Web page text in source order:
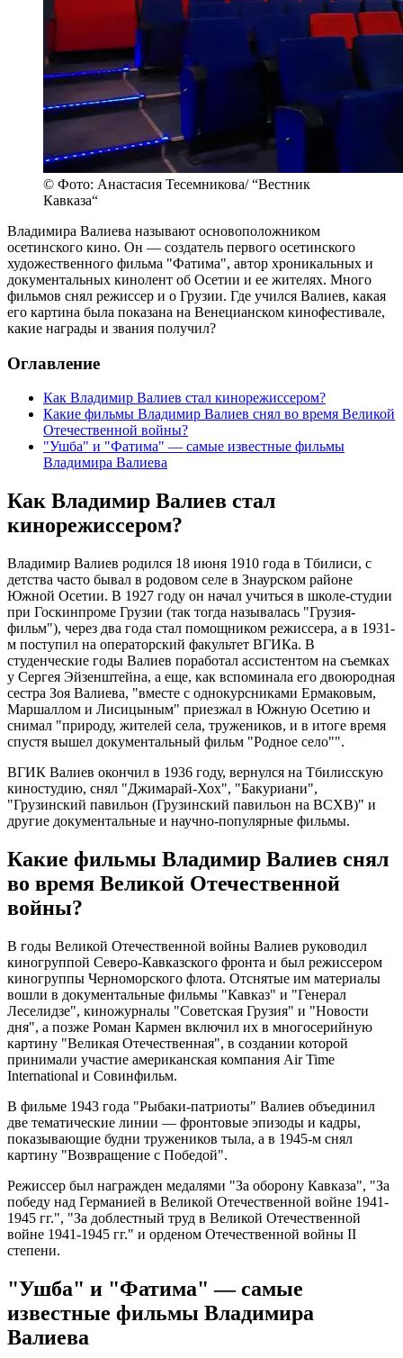
© Фото: Анастасия Тесемникова/ “Вестник
Кавказа“
Владимира Валиева называют основоположником
осетинского кино. Он — создатель первого осетинского
художественного фильма "Фатима", автор хроникальных и
документальных кинолент об Осетии и ее жителях. Много
фильмов снял режиссер и о Грузии. Где учился Валиев, какая
его картина была показана на Венецианском кинофестивале,
какие награды и звания получил?
Оглавление
Как Владимир Валиев стал кинорежиссером?
Какие фильмы Владимир Валиев снял во время Великой
Отечественной войны?
"Ушба" и "Фатима" — самые известные фильмы
Владимира Валиева
Как Владимир Валиев стал
кинорежиссером?
Владимир Валиев родился 18 июня 1910 года в Тбилиси, с
детства часто бывал в родовом селе в Знаурском районе
Южной Осетии. В 1927 году он начал учиться в школе-студии
при Госкинпроме Грузии (так тогда называлась "Грузия-
фильм"), через два года стал помощником режиссера, а в 1931-
м поступил на операторский факультет ВГИКа. В
студенческие годы Валиев поработал ассистентом на съемках
у Сергея Эйзенштейна, а еще, как вспоминала его двоюродная
сестра Зоя Валиева, "вместе с однокурсниками Ермаковым,
Маршаллом и Лисицыным" приезжал в Южную Осетию и
снимал "природу, жителей села, тружеников, и в итоге время
спустя вышел документальный фильм "Родное село"".
ВГИК Валиев окончил в 1936 году, вернулся на Тбилисскую
киностудию, снял "Джимарай-Хох", "Бакуриани",
"Грузинский павильон (Грузинский павильон на ВСХВ)" и
другие документальные и научно-популярные фильмы.
Какие фильмы Владимир Валиев снял
во время Великой Отечественной
войны?
В годы Великой Отечественной войны Валиев руководил
киногруппой Северо-Кавказского фронта и был режиссером
киногруппы Черноморского флота. Отснятые им материалы
вошли в документальные фильмы "Кавказ" и "Генерал
Леселидзе", киножурналы "Советская Грузия" и "Новости
дня", а позже Роман Кармен включил их в многосерийную
картину "Великая Отечественная", в создании которой
принимали участие американская компания Air Time
International и Совинфильм.
В фильме 1943 года "Рыбаки-патриоты" Валиев объединил
две тематические линии — фронтовые эпизоды и кадры,
показывающие будни тружеников тыла, а в 1945-м снял
картину "Возвращение с Победой".
Режиссер был награжден медалями "За оборону Кавказа", "За
победу над Германией в Великой Отечественной войне 1941-
1945 гг.", "За доблестный труд в Великой Отечественной
войне 1941-1945 гг." и орденом Отечественной войны II
степени.
"Ушба" и "Фатима" — самые
известные фильмы Владимира
Валиева